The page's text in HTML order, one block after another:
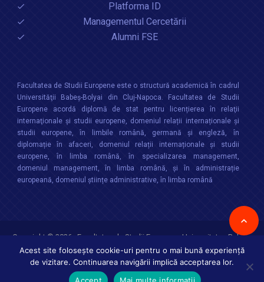
Platforma ID
Managementul Cercetării
Alumni FSE
Facultatea de Studii Europene este o structură academică în cadrul
Universităţii Babeș-Bolyai din Cluj-Napoca. Facultatea de Studii
Europene acordă diplomă de stat pentru licențierea în relaţii
internaţionale şi studii europene, domeniul relații internaționale şi
studii europene, în limbile română, germană și engleză, în
diplomație în afaceri, domeniul relații internaționale și studii
europene, în limba română, în specializarea management,
domeniul management, în limba română, și în administrație
europeană, domeniul științe administrative, în limba română
Copyright © 2026 : Facultatea de Studii Europene
Universitatea Babes-
Bolyai Toate drepturile rezervate
Acest site folosește cookie-uri pentru o mai bună experiență
de vizitare. Continuarea navigării implică acceptarea lor.
Accept
Mai multe informații